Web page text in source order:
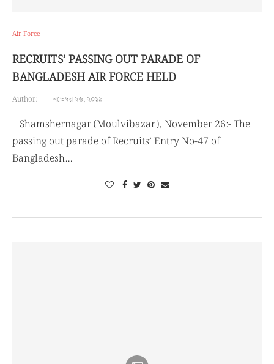
Air Force
RECRUITS’ PASSING OUT PARADE OF
BANGLADESH AIR FORCE HELD
Author: নভেম্বর ২৬, ২০১৯
Shamshernagar (Moulvibazar), November 26:- The
passing out parade of Recruits’ Entry No-47 of
Bangladesh…